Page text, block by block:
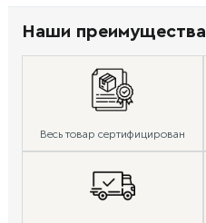
Наши преимущества
Весь товар сертифицирован